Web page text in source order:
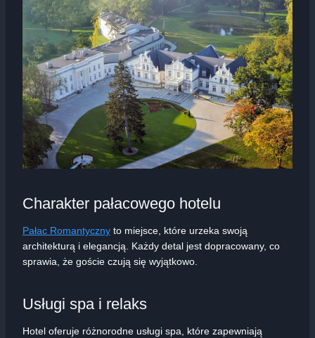
Charakter pałacowego hotelu
Pałac Romantyczny to miejsce, które urzeka swoją
architekturą i elegancją. Każdy detal jest dopracowany, co
sprawia, że goście czują się wyjątkowo.
Usługi spa i relaks
Hotel oferuje różnorodne usługi spa, które zapewniają